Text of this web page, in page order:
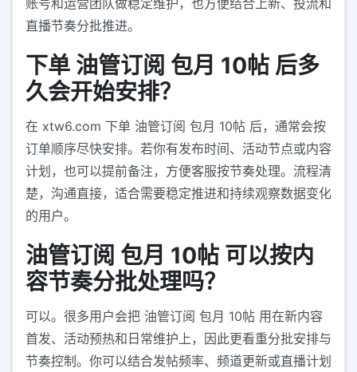
账号和运营团队做稳定维护，也方便结合上新、投流和
直播节奏分批推进。
下单 油管订阅 包月 10帖 后多
久会开始安排？
在 xtw6.com 下单 油管订阅 包月 10帖 后，通常会按
订单顺序尽快安排。若你有发布时间、活动节点或内容
计划，也可以提前备注，方便客服按节奏处理。流程清
楚，沟通直接，适合需要稳定推进和持续观察数据变化
的用户。
油管订阅 包月 10帖 可以按内
容节奏分批处理吗？
可以。很多用户会把 油管订阅 包月 10帖 用在新内容
首发、活动预热和日常维护上，因此更看重分批安排与
节奏控制。你可以结合发帖频率、频道更新或直播计划